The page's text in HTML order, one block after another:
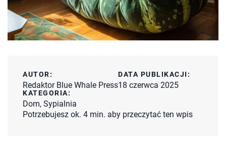
AUTOR:
Redaktor Blue Whale Press
DATA PUBLIKACJI:
18 czerwca 2025
KATEGORIA:
Dom, Sypialnia
Potrzebujesz ok. 4 min. aby przeczytać ten wpis